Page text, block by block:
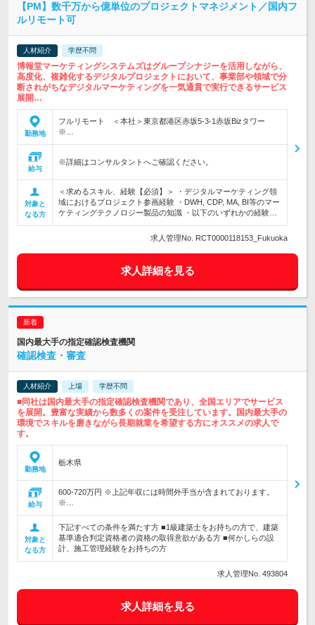
【PM】数千万から億単位のプロジェクトマネジメント／国内フ
ルリモート可
人材紹介 学歴不問
博報堂マーケティングシステムズはグループシナジーを活用しながら、
高度化、複雑化するデジタルプロジェクトにおいて、事業部や領域で分
断されがちなデジタルマーケティングを一気通貫で実行できるサービス
展開…
勤務地
フルリモート ＜本社＞東京都港区赤坂5-3-1赤坂Bizタワー
※…
給与
※詳細はコンサルタントへご確認ください。
対象と
なる方
＜求めるスキル、経験【必須】＞ ・デジタルマーケティング領
域におけるプロジェクト参画経験 ・DWH, CDP, MA, BI等のマー
ケティングテクノロジー製品の知識 ・以下のいずれかの経験…
求人管理No. RCT0000118153_Fukuoka
求人詳細を見る
国内最大手の指定確認検査機関
確認検査・審査
人材紹介 上場 学歴不問
■同社は国内最大手の指定確認検査機関であり、全国エリアでサービス
を展開。豊富な実績から数多くの案件を受注しています。国内最大手の
環境でスキルを磨きながら長期就業を希望する方にオススメの求人で
す。
勤務地
栃木県
給与
600-720万円 ※上記年収には時間外手当が含まれております。
※…
対象と
なる方
下記すべての条件を満たす方 ■1級建築士をお持ちの方で、建築
基準適合判定資格者の資格の取得意欲がある方 ■何かしらの設
計、施工管理経験をお持ちの方
求人管理No. 493804
求人詳細を見る